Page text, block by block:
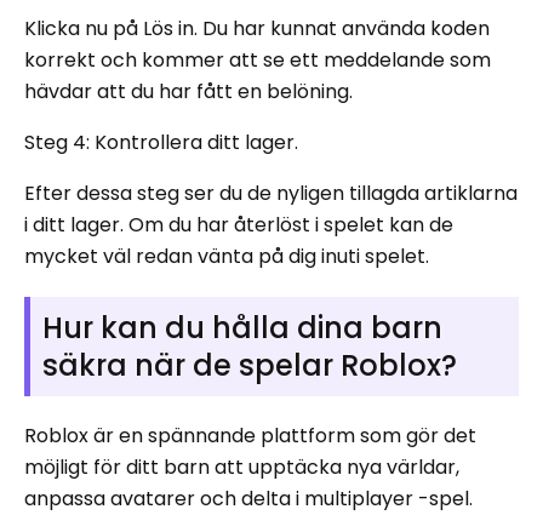
Klicka nu på Lös in. Du har kunnat använda koden
korrekt och kommer att se ett meddelande som
hävdar att du har fått en belöning.
Steg 4: Kontrollera ditt lager.
Efter dessa steg ser du de nyligen tillagda artiklarna
i ditt lager. Om du har återlöst i spelet kan de
mycket väl redan vänta på dig inuti spelet.
Hur kan du hålla dina barn
säkra när de spelar Roblox?
Roblox är en spännande plattform som gör det
möjligt för ditt barn att upptäcka nya världar,
anpassa avatarer och delta i multiplayer -spel.